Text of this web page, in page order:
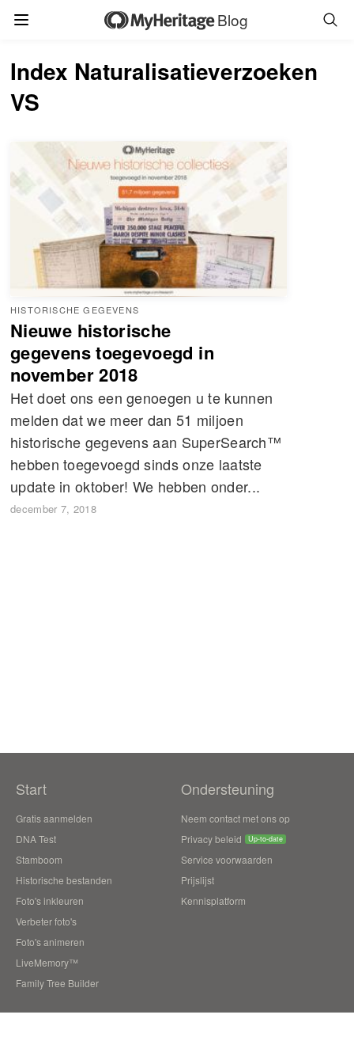
Blog
Index Naturalisatieverzoeken
VS
HISTORISCHE GEGEVENS
Nieuwe historische
gegevens toegevoegd in
november 2018
Het doet ons een genoegen u te kunnen
melden dat we meer dan 51 miljoen
historische gegevens aan SuperSearch™
hebben toegevoegd sinds onze laatste
update in oktober! We hebben onder...
december 7, 2018
Start
Gratis aanmelden
DNA Test
Stamboom
Historische bestanden
Foto's inkleuren
Verbeter foto's
Foto's animeren
LiveMemory™
Family Tree Builder
Ondersteuning
Neem contact met ons op
Privacy beleid
Up-to-date
Service voorwaarden
Prijslijst
Kennisplatform